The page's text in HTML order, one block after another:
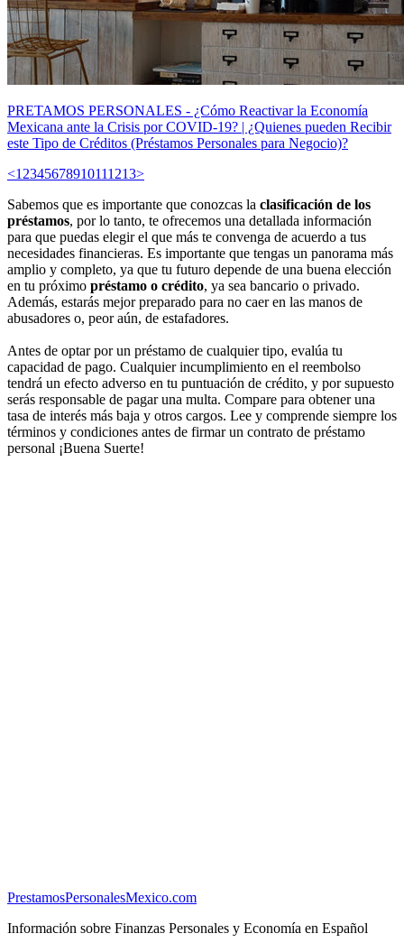
PRETAMOS PERSONALES - ¿Cómo Reactivar la Economía
Mexicana ante la Crisis por COVID-19? | ¿Quienes pueden Recibir
este Tipo de Créditos (Préstamos Personales para Negocio)?
<1 2345678910111213>
Sabemos que es importante que conozcas la clasificación de los
préstamos, por lo tanto, te ofrecemos una detallada información
para que puedas elegir el que más te convenga de acuerdo a tus
necesidades financieras. Es importante que tengas un panorama más
amplio y completo, ya que tu futuro depende de una buena elección
en tu próximo préstamo o crédito, ya sea bancario o privado.
Además, estarás mejor preparado para no caer en las manos de
abusadores o, peor aún, de estafadores.
Antes de optar por un préstamo de cualquier tipo, evalúa tu
capacidad de pago. Cualquier incumplimiento en el reembolso
tendrá un efecto adverso en tu puntuación de crédito, y por supuesto
serás responsable de pagar una multa. Compare para obtener una
tasa de interés más baja y otros cargos. Lee y comprende siempre los
términos y condiciones antes de firmar un contrato de préstamo
personal ¡Buena Suerte!
PrestamosPersonalesMexico.com
Información sobre Finanzas Personales y Economía en Español